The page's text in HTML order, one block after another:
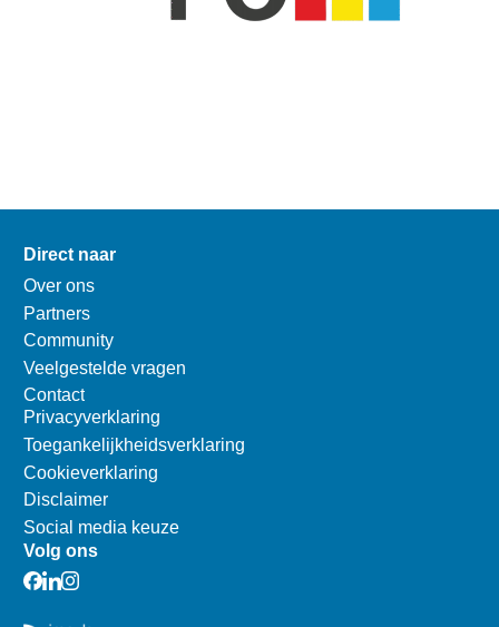
Direct naar
Over ons
Partners
Community
Veelgestelde vragen
Contact
Privacyverklaring
Toegankelijkheidsverklaring
Cookieverklaring
Disclaimer
Social media keuze
Volg ons